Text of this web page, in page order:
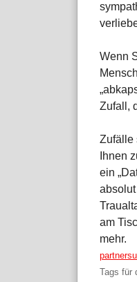
Wenn
Zufall,
Zufälle
Ihnen
ein
am
mehr.
Tags für